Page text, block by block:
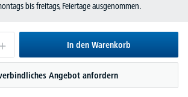
bis freitags, Feiertage ausgenommen.
In den Warenkorb
Angebot anfordern